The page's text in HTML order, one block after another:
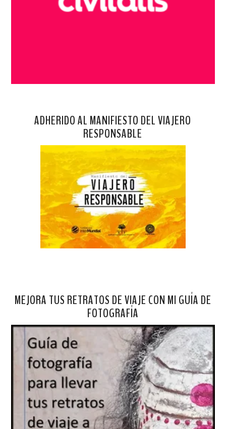
ADHERIDO AL MANIFIESTO DEL VIAJERO
RESPONSABLE
MEJORA TUS RETRATOS DE VIAJE CON MI GUÍA DE
FOTOGRAFÍA